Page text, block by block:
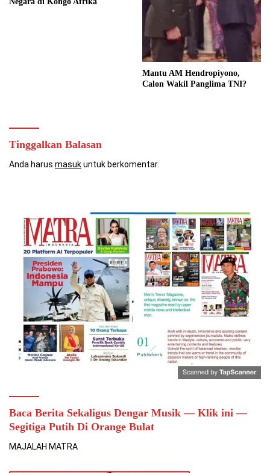
Mantu AM Hendropiyono,
Calon Wakil Panglima TNI?
Tinggalkan Balasan
Anda harus masukuntuk berkomentar.
Baca Berita Sekaligus Dengar Musik — Klik ini —
Segitiga Putih Di Orange Bulat
MAJALAH MATRA